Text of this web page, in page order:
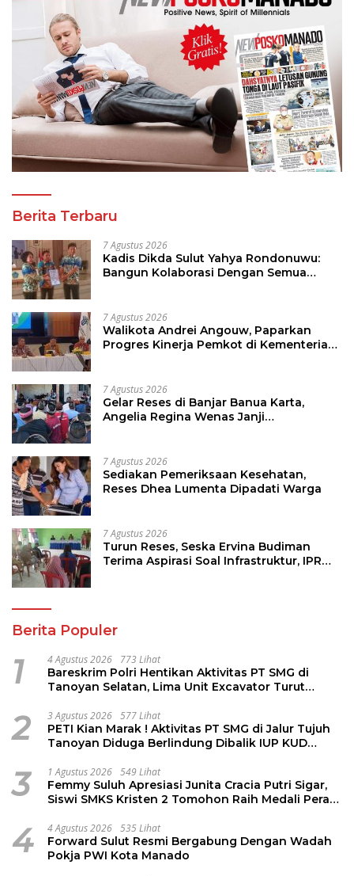
Berita Terbaru
7 Agustus 2026
Kadis Dikda Sulut Yahya Rondonuwu:
Bangun Kolaborasi Dengan Semua
7 Agustus 2026
Walikota Andrei Angouw, Paparkan
Progres Kinerja Pemkot di Kementerian
7 Agustus 2026
Gelar Reses di Banjar Banua Karta,
Angelia Regina Wenas Janji
7 Agustus 2026
Sediakan Pemeriksaan Kesehatan,
Reses Dhea Lumenta Dipadati Warga
7 Agustus 2026
Turun Reses, Seska Ervina Budiman
Terima Aspirasi Soal Infrastruktur, IPR
Berita Populer
1 4 Agustus 2026 773 Lihat
Bareskrim Polri Hentikan Aktivitas PT SMG di
Tanoyan Selatan, Lima Unit Excavator Turut
2 3 Agustus 2026 577 Lihat
PETI Kian Marak ! Aktivitas PT SMG di Jalur Tujuh
Tanoyan Diduga Berlindung Dibalik IUP KUD
3 1 Agustus 2026 549 Lihat
Femmy Suluh Apresiasi Junita Cracia Putri Sigar,
Siswi SMKS Kristen 2 Tomohon Raih Medali Perak
4 4 Agustus 2026 535 Lihat
Forward Sulut Resmi Bergabung Dengan Wadah
Pokja PWI Kota Manado